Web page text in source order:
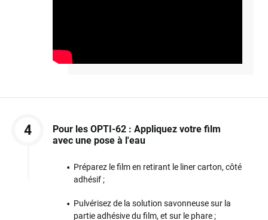
4
Pour les OPTI-62 : Appliquez votre film
avec une pose à l'eau
Préparez le film en retirant le liner carton, côté
adhésif ;
Pulvérisez de la solution savonneuse sur la
partie adhésive du film, et sur le phare ;